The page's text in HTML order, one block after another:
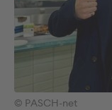
© PASCH-net